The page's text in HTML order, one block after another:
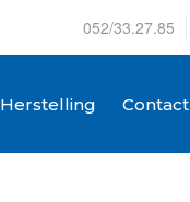
052/33.27.85
Herstelling Contact